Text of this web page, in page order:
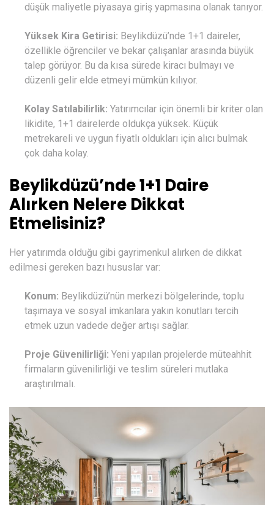
düşük maliyetle piyasaya giriş yapmasına olanak tanıyor.
Yüksek Kira Getirisi: Beylikdüzü’nde 1+1 daireler,
özellikle öğrenciler ve bekar çalışanlar arasında büyük
talep görüyor. Bu da kısa sürede kiracı bulmayı ve
düzenli gelir elde etmeyi mümkün kılıyor.
Kolay Satılabilirlik: Yatırımcılar için önemli bir kriter olan
likidite, 1+1 dairelerde oldukça yüksek. Küçük
metrekareli ve uygun fiyatlı oldukları için alıcı bulmak
çok daha kolay.
Beylikdüzü’nde 1+1 Daire
Alırken Nelere Dikkat
Etmelisiniz?
Her yatırımda olduğu gibi gayrimenkul alırken de dikkat
edilmesi gereken bazı hususlar var:
Konum: Beylikdüzü’nün merkezi bölgelerinde, toplu
taşımaya ve sosyal imkanlara yakın konutları tercih
etmek uzun vadede değer artışı sağlar.
Proje Güvenilirliği: Yeni yapılan projelerde müteahhit
firmaların güvenilirliği ve teslim süreleri mutlaka
araştırılmalı.